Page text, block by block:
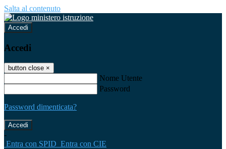
Salta al contenuto
Accedi
Accedi
button close ×
Nome Utente
Password
Password dimenticata?
-
Entra con SPID Entra con CIE